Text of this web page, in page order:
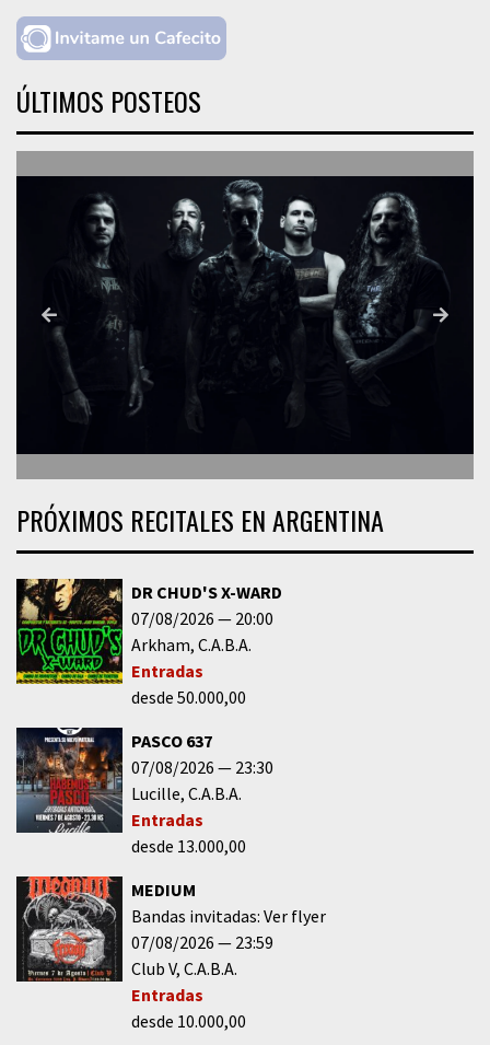
ÚLTIMOS POSTEOS
PRÓXIMOS RECITALES EN ARGENTINA
DR CHUD'S X-WARD
07/08/2026
20:00
Arkham C.A.B.A.
Entradas
desde 50.000,00
PASCO 637
07/08/2026
23:30
Lucille C.A.B.A.
Entradas
desde 13.000,00
MEDIUM
Bandas invitadas: Ver flyer
07/08/2026
23:59
Club V C.A.B.A.
Entradas
desde 10.000,00